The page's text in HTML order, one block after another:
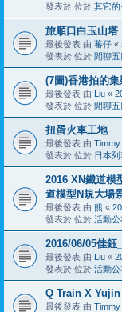
發表於 位於 其它的
旅順口白玉山塔
最後發表 由 蕃仔 «
發表於 位於 閒聊五
(7圖)香港拍的
最後發表 由 Liu «
發表於 位於 閒聊五
扭蛋火車工地
最後發表 由 Timmy
發表於 位於 日本列
2016 XN鐵道模
道模型N規大場
最後發表 由 熊 «
發表於 位於 活動公
2016/06/05佳鈺
最後發表 由 Liu «
發表於 位於 活動公
Q Train X Yujin
最後發表 由 Timmy